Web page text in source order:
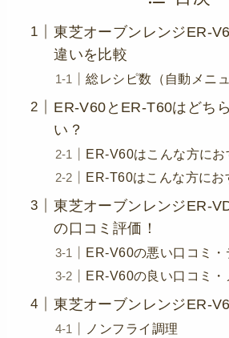
東芝オーブンレンジER-
違いを比較
総レシピ数（自動メニュ
ER-V60とER-T60はどち
い？
ER-V60はこんな方にお
ER-T60はこんな方にお
東芝オーブンレンジER-
の口コミ評価！
ER-V60の悪い口コミ・
ER-V60の良い口コミ・
東芝オーブンレンジER-
ノンフライ調理